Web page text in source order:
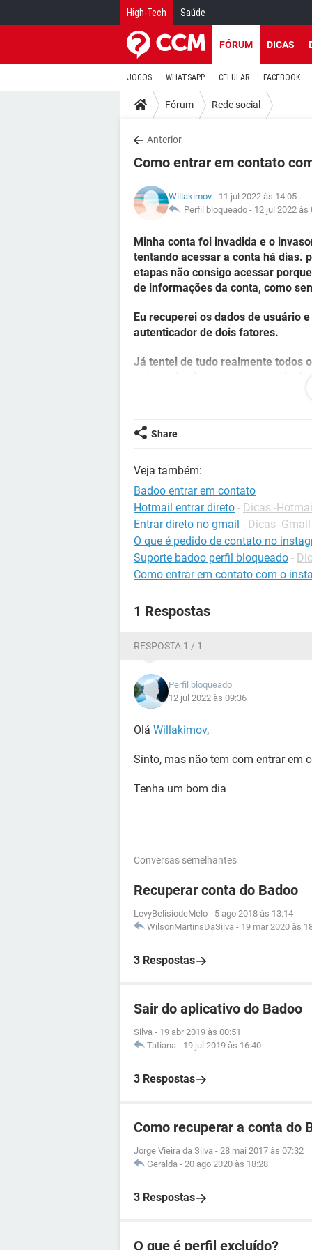
High-Tech Saúde
FÓRUM DICAS
JOGOS WHATSAPP CELULAR FACEBOOK
Fórum Rede social
Anterior
Como entrar em contato
Willakimov - 11 jul 2022 às 14:05
Perfil bloqueado - 12 jul 2022 às
Minha conta foi invadida e o
tentando acessar a conta há dias.
etapas não consigo acessar
de informações da conta, como
Eu recuperei os dados de usuário
autenticador de dois fatores.
Já tentei de tudo realmente todos
automatizado em que tu manda
para que eu possa falar
Share
Veja também:
Badoo entrar em contato
Hotmail entrar direto - Dicas -
Entrar direto no gmail - Dicas -Gmail
O que é pedido de contato no
Suporte badoo perfil bloqueado -
Como entrar em contato com o
1 Respostas
RESPOSTA 1 / 1
Perfil bloqueado
12 jul 2022 às 09:36
Olá Willakimov,
Sinto, mas não tem com entrar em
Tenha um bom dia
Conversas semelhantes
Recuperar conta do Badoo
LevyBelisiodeMelo - 5 ago 2018 às 13:14
WilsonMartinsDaSilva - 19 mar 2020 às
3 Respostas
Sair do aplicativo do Badoo
Silva - 19 abr 2019 às 00:51
Tatiana - 19 jul 2019 às 16:40
3 Respostas
Como recuperar a conta do
Jorge Vieira da Silva - 28 mai 2017 às 07:32
Geralda - 20 ago 2020 às 18:28
3 Respostas
O que é perfil excluído?